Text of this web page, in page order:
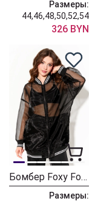
Размеры:
44,46,48,50,52,54
326 BYN
Бомбер Foxy Fox 1650
Размеры: